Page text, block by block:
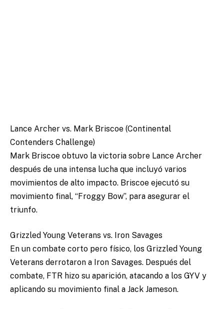
Lance Archer vs. Mark Briscoe (Continental
Contenders Challenge)
Mark Briscoe obtuvo la victoria sobre Lance Archer
después de una intensa lucha que incluyó varios
movimientos de alto impacto. Briscoe ejecutó su
movimiento final, “Froggy Bow”, para asegurar el
triunfo.
Grizzled Young Veterans vs. Iron Savages
En un combate corto pero físico, los Grizzled Young
Veterans derrotaron a Iron Savages. Después del
combate, FTR hizo su aparición, atacando a los GYV y
aplicando su movimiento final a Jack Jameson.